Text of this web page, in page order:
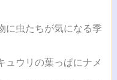
に虫たちが気になる季
ュウリの葉っぱにナメ